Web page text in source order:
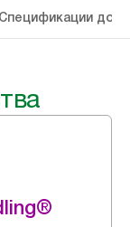
Спецификации